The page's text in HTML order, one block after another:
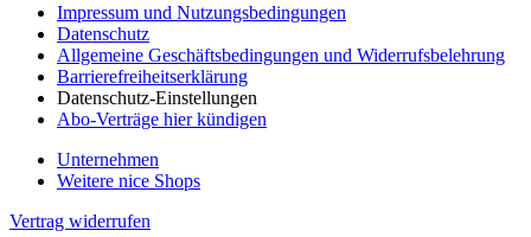
Impressum und Nutzungsbedingungen
Datenschutz
Allgemeine Geschäftsbedingungen und Widerrufsbelehrung
Barrierefreiheitserklärung
Datenschutz-Einstellungen
Abo-Verträge hier kündigen
Unternehmen
Weitere nice Shops
Vertrag widerrufen